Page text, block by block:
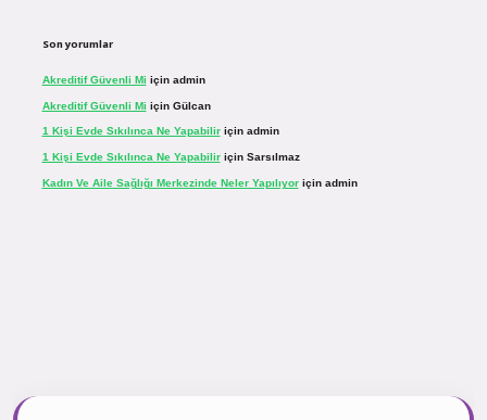
Son yorumlar
Akreditif Güvenli Mi için admin
Akreditif Güvenli Mi için Gülcan
1 Kişi Evde Sıkılınca Ne Yapabiliriçin admin
1 Kişi Evde Sıkılınca Ne Yapabiliriçin Sarsılmaz
Kadın Ve Aile Sağlığı Merkezinde Neler Yapılıyoriçin admin